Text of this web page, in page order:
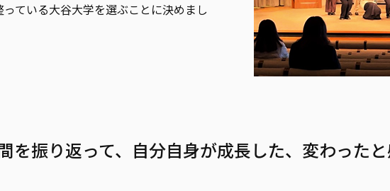
ている大谷大学を選ぶことに決めまし
を振り返って、自分自身が成長した、変わった